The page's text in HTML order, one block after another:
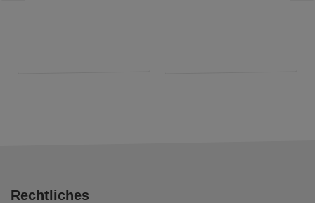
Rechtliches